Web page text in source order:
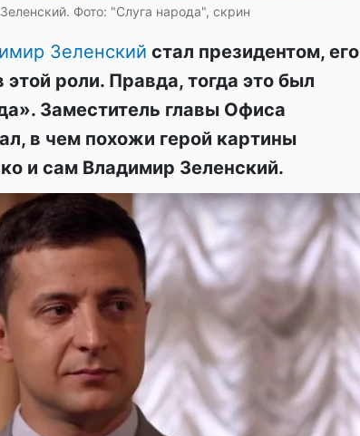
Фото: "Слуга народа", скрин
Зеленский стал президентом, его
роли. Правда, тогда это был
Заместитель главы Офиса
в чем похожи герой картины
и сам Владимир Зеленский.